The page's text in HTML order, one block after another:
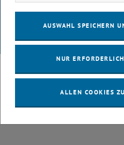
© TU Wien#
AUSWAHL SPEICHERN
NUR
ALLEN COOKIES